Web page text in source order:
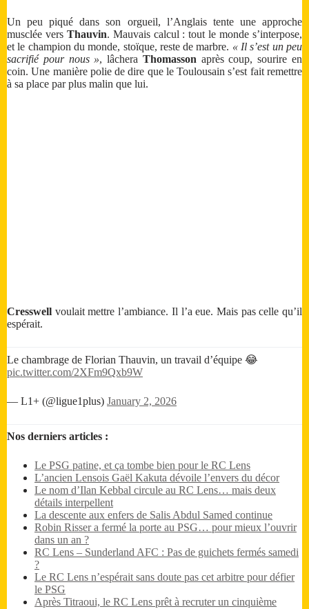
Un peu piqué dans son orgueil, l’Anglais tente une approche
musclée vers Thauvin. Mauvais calcul : tout le monde s’interpose,
et le champion du monde, stoïque, reste de marbre. « Il s’est un peu
sacrifié pour nous », lâchera Thomasson après coup, sourire en
coin. Une manière polie de dire que le Toulousain s’est fait remettre
à sa place par plus malin que lui.
Cresswell voulait mettre l’ambiance. Il l’a eue. Mais pas celle qu’il
espérait.
Le chambrage de Florian Thauvin, un travail d’équipe 😂
pic.twitter.com/2XFm9Qxb9W
— L1+ (@ligue1plus) January 2, 2026
Nos derniers articles :
Le PSG patine, et ça tombe bien pour le RC Lens
L’ancien Lensois Gaël Kakuta dévoile l’envers du décor
Le nom d’Ilan Kebbal circule au RC Lens… mais deux
détails interpellent
La descente aux enfers de Salis Abdul Samed continue
Robin Risser a fermé la porte au PSG… pour mieux l’ouvrir
dans un an ?
RC Lens – Sunderland AFC : Pas de guichets fermés samedi
?
Le RC Lens n’espérait sans doute pas cet arbitre pour défier
le PSG
Après Titraoui, le RC Lens prêt à recruter un cinquième